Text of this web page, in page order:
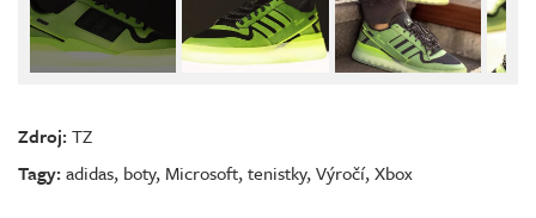
Zdroj:TZ
Tagy:adidas, boty, Microsoft,tenistky,Výročí,Xbox